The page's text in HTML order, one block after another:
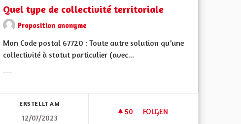
/ BUDGET DE LA COLLECTIVITÉ TERRITORIALE
Quel type de collectivité territoriale
Proposition anonyme
Mon Code postal 67720 : Toute autre solution qu’une
collectivité à statut particulier (avec...
ERSTELLT AM
12/07/2023
50 50 FOLLOWER
FOLGEN
QUEL TYPE DE COLLECTIVITÉ